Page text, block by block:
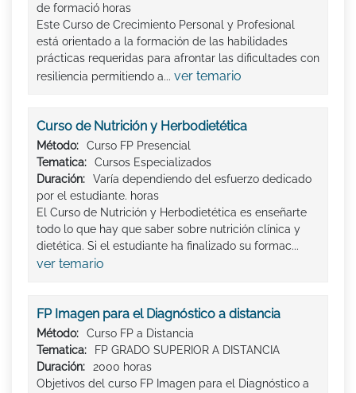
de formació horas
Este Curso de Crecimiento Personal y Profesional
está orientado a la formación de las habilidades
prácticas requeridas para afrontar las dificultades con
resiliencia permitiendo a... ver temario
Curso de Nutrición y Herbodietética
Método:
Curso FP Presencial
Tematica:
Cursos Especializados
Duración:
Varía dependiendo del esfuerzo dedicado
por el estudiante. horas
El Curso de Nutrición y Herbodietética es enseñarte
todo lo que hay que saber sobre nutrición clínica y
dietética. Si el estudiante ha finalizado su formac...
ver temario
FP Imagen para el Diagnóstico a distancia
Método:
Curso FP a Distancia
Tematica:
FP GRADO SUPERIOR A DISTANCIA
Duración:
2000 horas
Objetivos del curso FP Imagen para el Diagnóstico a